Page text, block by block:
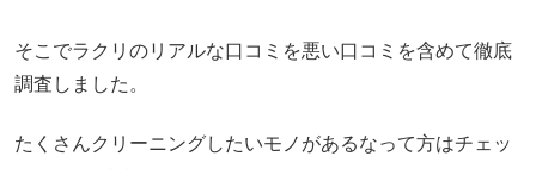
そこでラクリのリアルな口コミを悪い口コミを含めて徹底
調査しました。
たくさんクリーニングしたいモノがあるなって方はチェッ